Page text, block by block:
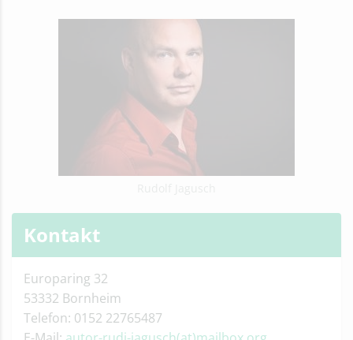
Kontakt
Europaring 32
53332 Bornheim
Telefon: 0152 22765487